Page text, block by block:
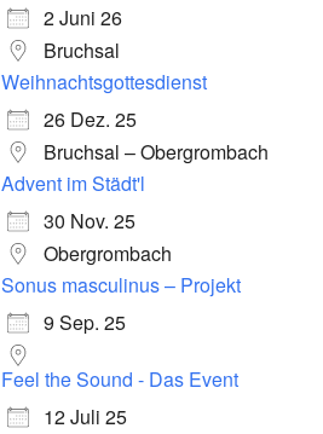
2 Juni 26
Bruchsal
Weihnachtsgottesdienst
26 Dez. 25
Bruchsal – Obergrombach
Advent im Städt'l
30 Nov. 25
Obergrombach
Sonus masculinus – Projekt
9 Sep. 25
Feel the Sound - Das Event
12 Juli 25